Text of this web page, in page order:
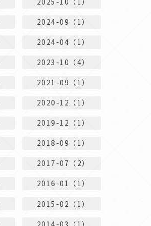
2024-09（1）
2024-04（1）
2023-10（4）
2021-09（1）
2020-12（1）
2019-12（1）
2018-09（1）
2017-07（2）
2016-01（1）
2015-02（1）
2014-03（1）